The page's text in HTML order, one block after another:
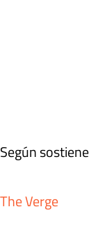
Según sostiene
The Verge